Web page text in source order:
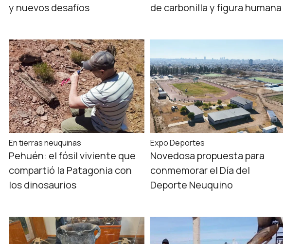
y nuevos desafíos
de carbonilla y figura humana
En tierras neuquinas
Pehuén: el fósil viviente que
compartió la Patagonia con
los dinosaurios
Expo Deportes
Novedosa propuesta para
conmemorar el Día del
Deporte Neuquino